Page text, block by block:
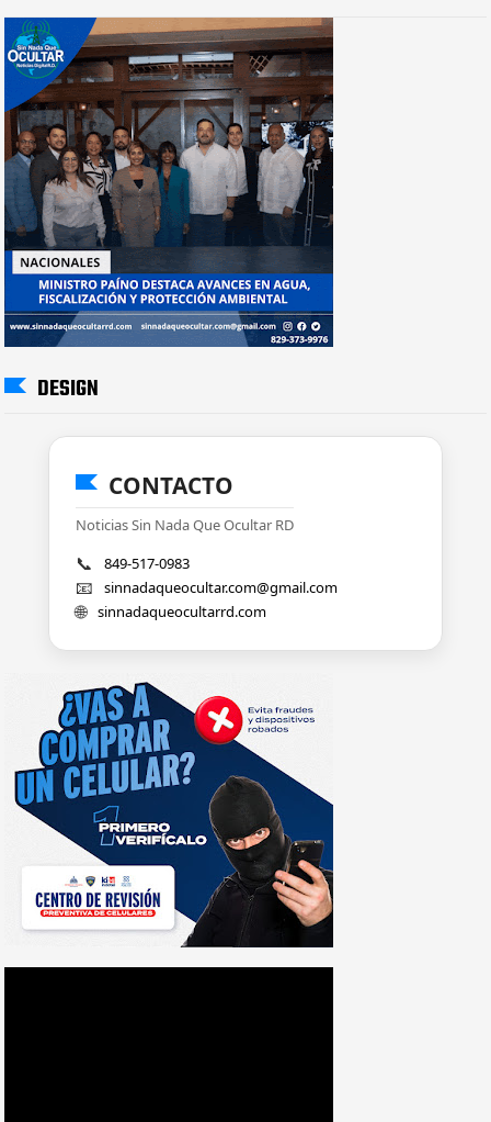
DESIGN
CONTACTO
Noticias Sin Nada Que Ocultar RD
📞 849-517-0983
📧 sinnadaqueocultar.com@gmail.com
🌐 sinnadaqueocultarrd.com